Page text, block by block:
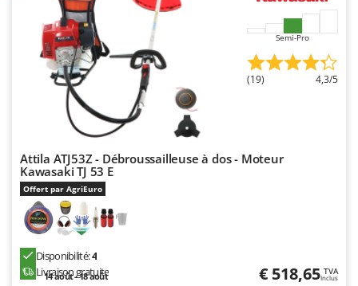
Semi-Pro
(19) 4,3/5
Attila ATJ53Z - Débroussailleuse à dos - Moteur
Kawasaki TJ 53 E
Offert par AgriEuro
Disponibilité:4
Livraison gratuite
14 août - 18 août € 518,65 TVA
Inclus